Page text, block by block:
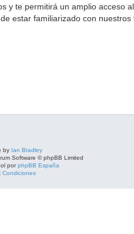
te permitirá un amplio acceso
estar familiarizado con
by Ian Bradley
Software © phpBB Limited
porphpBB España
Condiciones